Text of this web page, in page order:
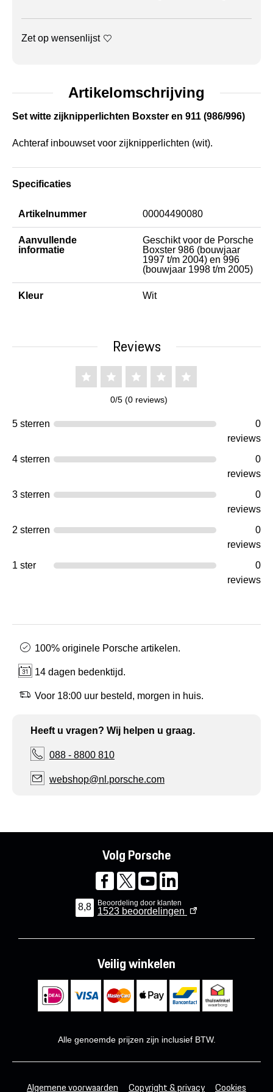
Zet op wensenlijst
Artikelomschrijving
Set witte zijknipperlichten Boxster en 911 (986/996)
Achteraf inbouwset voor zijknipperlichten (wit).
Specificaties
Artikelnummer 00004490080
Aanvullende
informatie
Geschikt voor de Porsche
Boxster 986 (bouwjaar
1997 t/m 2004) en 996
(bouwjaar 1998 t/m 2005)
Kleur Wit
Reviews
0/5 (0 reviews)
5 sterren
0
reviews
4 sterren
0
reviews
3 sterren
0
reviews
2 sterren
0
reviews
1 ster
0
reviews
100% originele Porsche artikelen.
14 dagen bedenktijd.
Voor 18:00 uur besteld, morgen in huis.
Heeft u vragen? Wij helpen u graag.
088 - 8800 810
webshop@nl.porsche.com
Volg Porsche
8,8 Beoordeling door klanten
1523 beoordelingen
Veilig winkelen
Alle genoemde prijzen zijn inclusief BTW.
Algemene voorwaarden Copyright & privacy Cookies